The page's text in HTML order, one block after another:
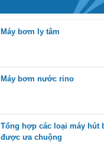
Máy bơm ly tâm
Máy bơm nước rino
Tổng hợp các loại máy hút
được ưa chuộng